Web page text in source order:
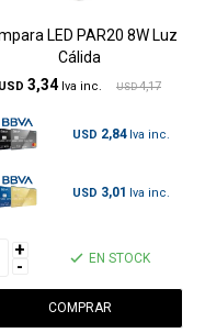
LED PAR20 8W Luz
Cálida
USD 3,34 USD 4,17
USD 2,84
USD 3,01
+
- EN STOCK